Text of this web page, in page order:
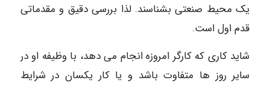
یک محیط صنعتی بشناسند. لذا بررسی دقیق و مقدماتی
قدم اول است.
شاید کاری که کارگر امروزه انجام می دهد، با وظیفه او در
سایر روز ها متفاوت باشد و یا کار یکسان در شرایط